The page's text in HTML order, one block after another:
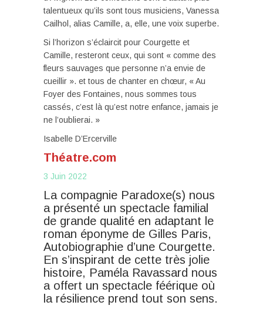
talentueux qu’ils sont tous musiciens, Vanessa
Cailhol, alias Camille, a, elle, une voix superbe.
Si l’horizon s’éclaircit pour Courgette et
Camille, resteront ceux, qui sont « comme des
fleurs sauvages que personne n’a envie de
cueillir ». et tous de chanter en chœur, « Au
Foyer des Fontaines, nous sommes tous
cassés, c’est là qu’est notre enfance, jamais je
ne l’oublierai. »
Isabelle D’Ercerville
Théatre.com
3 Juin 2022
La compagnie Paradoxe(s) nous
a présenté un spectacle familial
de grande qualité en adaptant le
roman éponyme de Gilles Paris,
Autobiographie d’une Courgette.
En s’inspirant de cette très jolie
histoire, Paméla Ravassard nous
a offert un spectacle féérique où
la résilience prend tout son sens.